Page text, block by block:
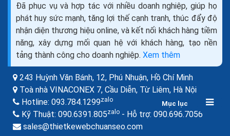
Mục lục
Danh sách phần mềm quản lý cửa hàng tiện lợi miễn
phí Offline Online
Phần mềm quản lý cửa hàng tiện lợi là một công cụ hữu
ích giúp cho các doanh nghiệp quản lý và kiểm soát
hoạt động kinh doanh một cách hiệu quả và...
Đã phục vụ và hợp tác với nhiều doanh nghiệp, giúp họ
phát huy sức mạnh, tăng lợi thế cạnh tranh, thúc đẩy độ
nhận diện thương hiệu online, và kết nối khách hàng tiềm
năng, xây dựng mối quan hệ với khách hàng, tạo nền
tảng thành công cho doanh nghiệp. Xem thêm
243 Huỳnh Văn Bánh, 12, Phú Nhuận, Hồ Chí Minh
Toà nhà VINACONEX 7, Cầu Diễn, Từ Liêm, Hà Nội
Hotline: 093.784.1299zalo
Kỹ Thuật: 090.6391.805zalo - Hỗ trợ: 090.696.7056
sales@thietkewebchuanseo.com